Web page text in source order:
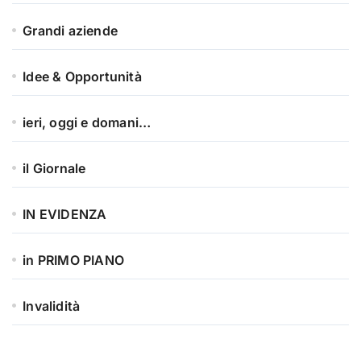
Grandi aziende
Idee & Opportunità
ieri, oggi e domani…
il Giornale
IN EVIDENZA
in PRIMO PIANO
Invalidità